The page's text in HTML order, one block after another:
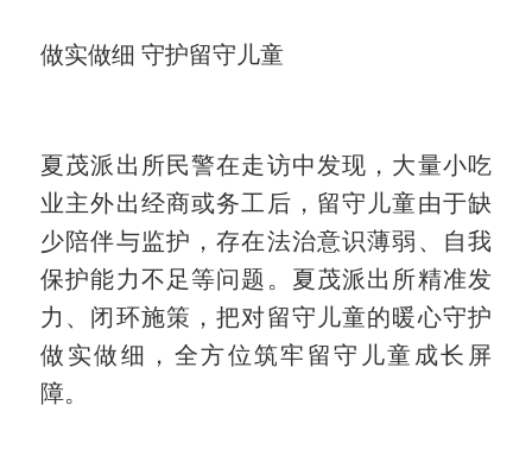
做实做细 守护留守儿童
夏茂派出所民警在走访中发现，大量小吃
业主外出经商或务工后，留守儿童由于缺
少陪伴与监护，存在法治意识薄弱、自我
保护能力不足等问题。夏茂派出所精准发
力、闭环施策，把对留守儿童的暖心守护
做实做细，全方位筑牢留守儿童成长屏
障。